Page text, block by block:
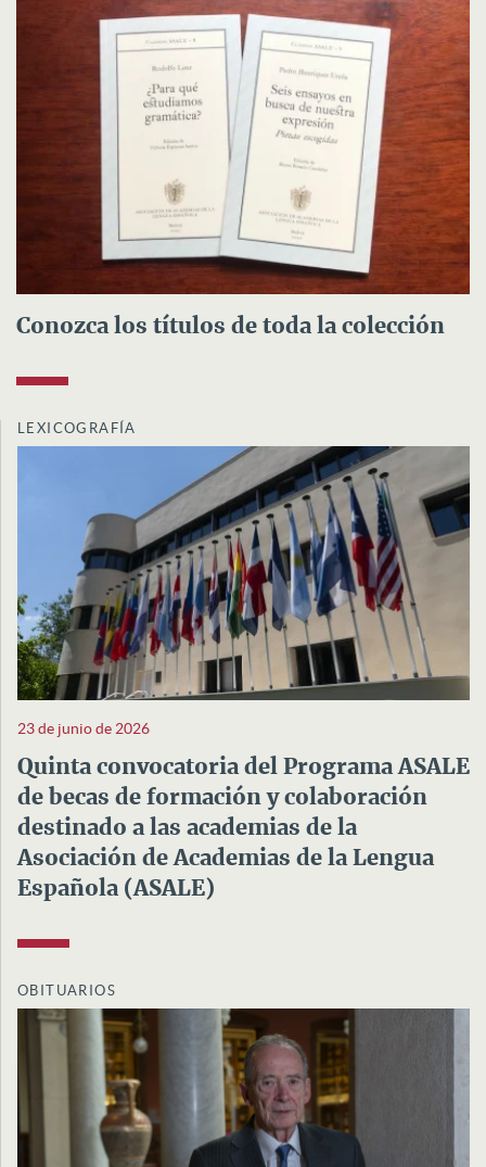
Conozca los títulos de toda la colección
LEXICOGRAFÍA
23 de junio de 2026
Quinta convocatoria del Programa ASALE
de becas de formación y colaboración
destinado a las academias de la
Asociación de Academias de la Lengua
Española (ASALE)
OBITUARIOS